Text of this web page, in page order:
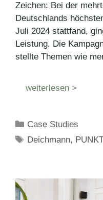
Zeichen: Bei der
Deutschlands
Juli 2024 stattfand,
Leistung. Die
stellte Themen wie
weiterlesen >
Kategorien
Case Studies
Schlagwörter
Deichmann,